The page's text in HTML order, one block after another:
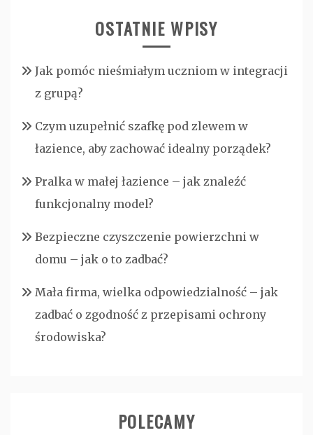
OSTATNIE WPISY
Jak pomóc nieśmiałym uczniom w integracji
z grupą?
Czym uzupełnić szafkę pod zlewem w
łazience, aby zachować idealny porządek?
Pralka w małej łazience – jak znaleźć
funkcjonalny model?
Bezpieczne czyszczenie powierzchni w
domu – jak o to zadbać?
Mała firma, wielka odpowiedzialność – jak
zadbać o zgodność z przepisami ochrony
środowiska?
POLECAMY